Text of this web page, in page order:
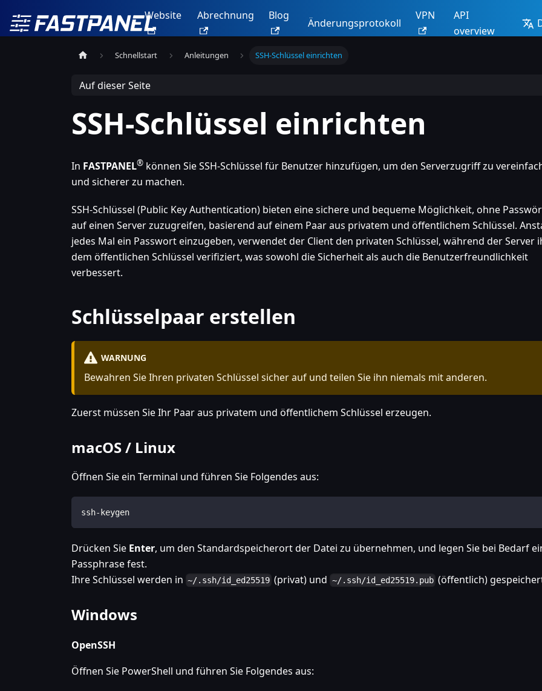
Website Abrechnung Blog
Änderungsprotokoll
VPN
API
overview
Schnellstart Anleitungen SSH-Schlüssel einrichten
Auf dieser Seite
SSH-Schlüssel einrichten
In FASTPANEL® können Sie SSH-Schlüssel für Benutzer hinzufügen, um den Serverzugriff zu
und sicherer zu machen.
SSH-Schlüssel (Public Key Authentication) bieten eine sichere und bequeme Möglichkeit, ohne
auf einen Server zuzugreifen, basierend auf einem Paar aus privatem und öffentlichem Schlüssel.
jedes Mal ein Passwort einzugeben, verwendet der Client den privaten Schlüssel, während der Server
dem öffentlichen Schlüssel verifiziert, was sowohl die Sicherheit als auch die Benutzerfreundlichkeit
verbessert.
Schlüsselpaar erstellen
WARNUNG
Bewahren Sie Ihren privaten Schlüssel sicher auf und teilen Sie ihn niemals mit anderen.
Zuerst müssen Sie Ihr Paar aus privatem und öffentlichem Schlüssel erzeugen.
macOS / Linux
Öffnen Sie ein Terminal und führen Sie Folgendes aus:
ssh-keygen
Drücken Sie Enter, um den Standardspeicherort der Datei zu übernehmen, und legen Sie bei Bedarf
Passphrase fest.
Ihre Schlüssel werden in ~/.ssh/id_ed25519 (privat) und ~/.ssh/id_ed25519.pub (öffentlich)
Windows
OpenSSH
Öffnen Sie PowerShell und führen Sie Folgendes aus: